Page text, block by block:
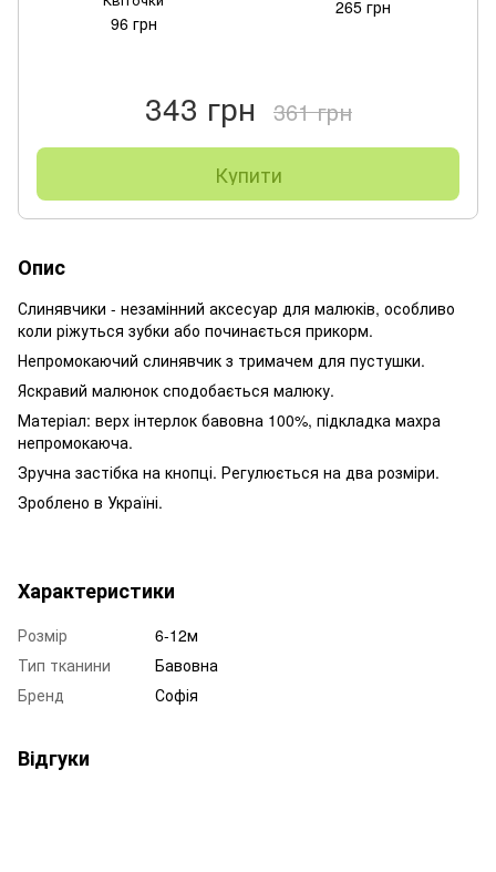
96 грн
265 грн
343 грн 361 грн
Купити
Опис
Слинявчики - незамінний аксесуар для малюків, особливо
коли ріжуться зубки або починається прикорм.
Непромокаючий слинявчик з тримачем для пустушки.
Яскравий малюнок сподобається малюку.
Матеріал: верх інтерлок бавовна 100%, підкладка махра
непромокаюча.
Зручна застібка на кнопці. Регулюється на два розміри.
Зроблено в Україні.
Характеристики
Розмір
6-12м
Тип тканини
Бавовна
Бренд
Софія
Відгуки